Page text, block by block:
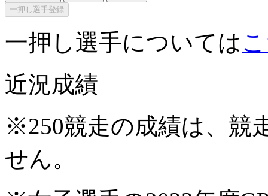
一押し選手登録
一押し選手については
近況成績
※250競走の成績は、競
せん。